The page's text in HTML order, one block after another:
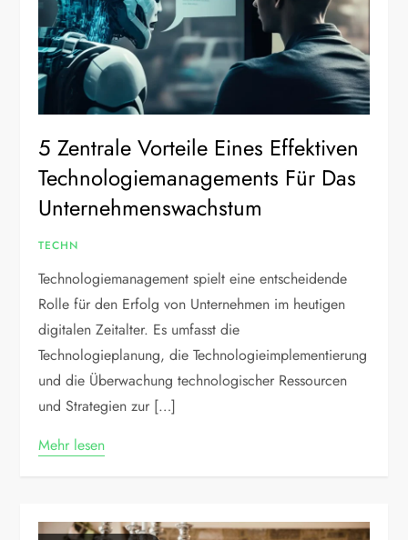
5 Zentrale Vorteile Eines Effektiven
Technologiemanagements Für Das
Unternehmenswachstum
TECHN
Technologiemanagement spielt eine entscheidende
Rolle für den Erfolg von Unternehmen im heutigen
digitalen Zeitalter. Es umfasst die
Technologieplanung, die Technologieimplementierung
und die Überwachung technologischer Ressourcen
und Strategien zur […]
Mehr lesen